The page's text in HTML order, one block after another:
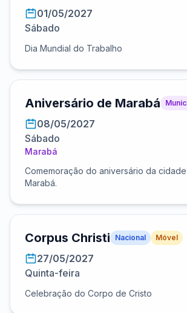
01/05/2027
Sábado
Dia Mundial do Trabalho
Aniversário de Marabá
08/05/2027
Sábado
Marabá
Comemoração do aniversário da
Marabá.
Corpus Christi Nacional Móvel
27/05/2027
Quinta-feira
Celebração do Corpo de Cristo